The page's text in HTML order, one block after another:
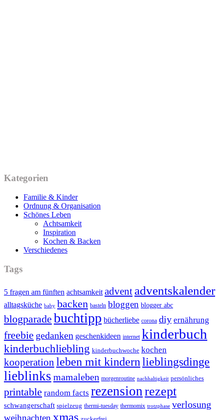
Kategorien
Familie & Kinder
Ordnung & Organisation
Schönes Leben
Achtsamkeit
Inspiration
Kochen & Backen
Verschiedenes
Tags
5 fragen am fünften achtsamkeit advent adventskalender
alltagsküche baby backen basteln bloggen blogger abc
blogparade buchtipp bücherliebe corona diy ernährung
freebie gedanken geschenkideen internet kinderbuch
kinderbuchliebling kinderbuchwoche kochen
kooperation leben mit kindernlieblingsdinge
lieblinks mamaleben morgenroutine nachhaltigkeit persönliches
printable random facts rezensionrezept
schwangerschaft spielzeug thermi-tuesday thermomix trotzphase verlosung
xmas